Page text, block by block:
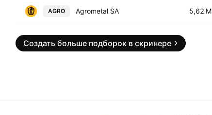
AGRO Agrometal SA 5,62 M
Создать больше подборок в скринере